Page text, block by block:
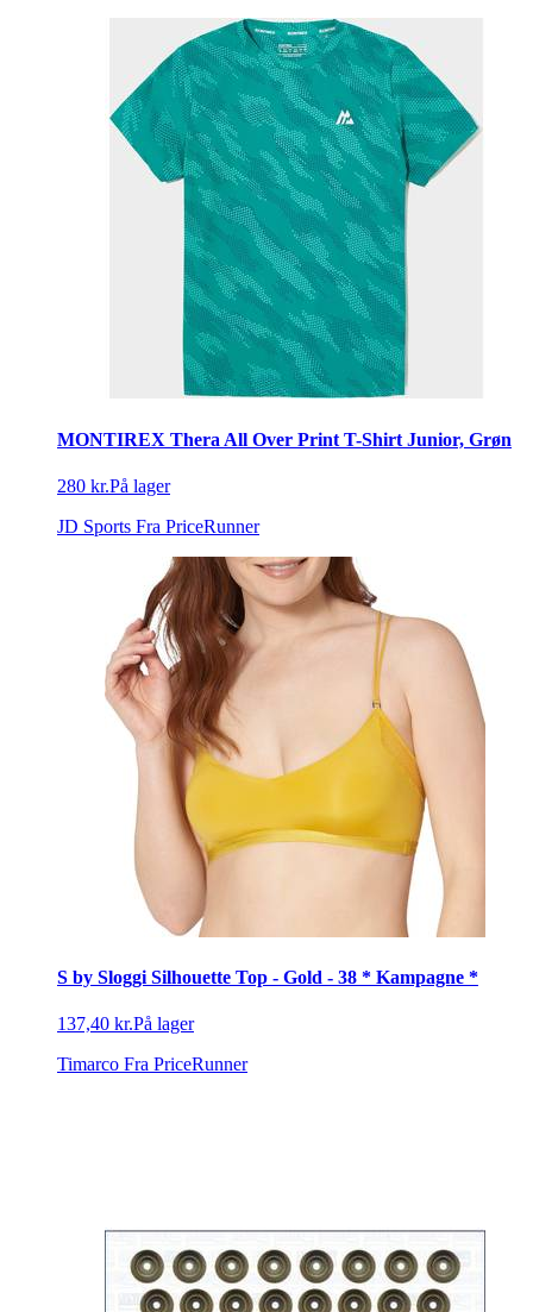
MONTIREX Thera All Over Print T-Shirt Junior, Grøn
280 kr.På lager
JD Sports Fra PriceRunner
S by Sloggi Silhouette Top - Gold - 38 * Kampagne *
137,40 kr.På lager
Timarco Fra PriceRunner